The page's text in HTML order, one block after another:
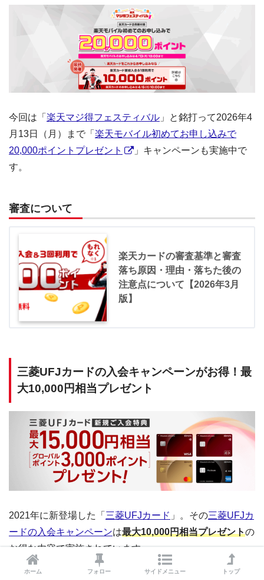
今回は「 楽天マジ得フェスティバル 」と銘打って2026年4
月13日（月）まで「 楽天モバイル初めてお申し込みで
20,000ポイントプレゼント
」キャンペーンも実施中で
す。
審査について
楽天カードの審査基準と審査
落ち原因・理由・落ちた後の
注意点について【2026年3月
版】
三菱UFJカードの入会キャンペーンがお得！最
大10,000円相当プレゼント
2021年に新登場した「 三菱UFJカード 」。その三菱UFJカ
ードの入会キャンペーンは最大10,000円相当プレゼントの
お得な内容で実施されています。
ホーム フォロー サイドメニュー トップ